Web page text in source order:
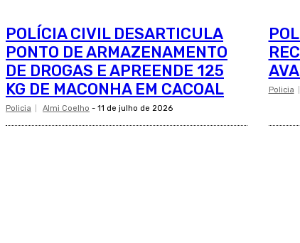
POLÍCIA CIVIL DESARTICULA
PONTO DE ARMAZENAMENTO
DE DROGAS E APREENDE 125
KG DE MACONHA EM CACOAL
Policia Almi Coelho - 11 de julho de 2026
Policia